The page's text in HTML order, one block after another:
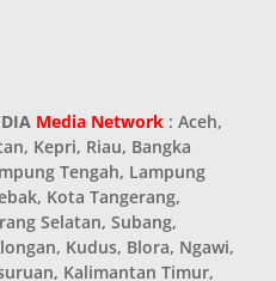
Media Network : Aceh,
Kepri, Riau, Bangka
Tengah, Lampung
Kota Tangerang,
Selatan, Subang,
Kudus, Blora, Ngawi,
Kalimantan Timur,